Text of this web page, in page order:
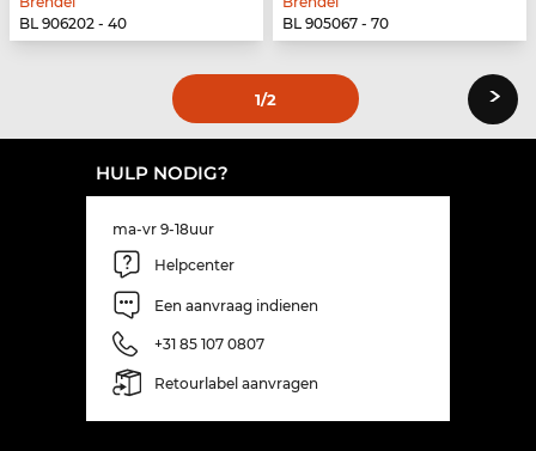
BL 906202 - 40
BL 905067 - 70
1/2 ›
HULP NODIG?
ma-vr 9-18uur
Helpcenter
Een aanvraag indienen
+31 85 107 0807
Retourlabel aanvragen